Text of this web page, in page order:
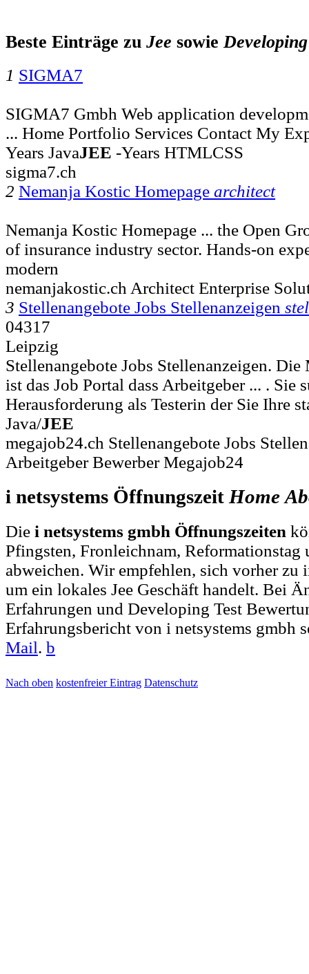
Beste Einträge zu Jee sowieDeveloping
1 SIGMA7
SIGMA7 Gmbh Web application
... Home Portfolio Services Contact My
Years JavaJEE -Years HTMLCSS
sigma7.ch
2 Nemanja Kostic Homepage architect
Nemanja Kostic Homepage ... the Open
of insurance industry sector. Hands-on
modern
nemanjakostic.ch Architect Enterprise
3 Stellenangebote Jobs Stellenanzeigen
04317
Leipzig
Stellenangebote Jobs Stellenanzeigen. Die
ist das Job Portal dass Arbeitgeber ... . Sie
Herausforderung als Testerin der Sie Ihre
Java/JEE
megajob24.ch Stellenangebote Jobs
Arbeitgeber Bewerber Megajob24
i netsystems Öffnungszeit Home
Die i netsystems gmbh Öffnungszeiten
Pfingsten, Fronleichnam,
abweichen. Wir empfehlen, sich vorher zu
um ein lokales Jee Geschäft handelt. Bei
Erfahrungen und Developing Test
Erfahrungsbericht von i netsystems gmbh
Mail. b
Nach oben kostenfreier Eintrag Datenschutz